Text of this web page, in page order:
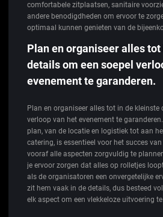
comfortabele zitplaatsen, sanitaire
andere benodigdheden om ervoor te
optimaal kunnen genieten van de
Plan en organiseer alles
details om een soepel
evenement te garanderen.
Plan en organiseer alles tot in de kleinste
verloop van het evenement te
plan, van de locatie en logistiek tot aan
catering, is essentieel voor het succes
vooraf alle aspecten zorgvuldig te
je ervoor zorgen dat alles op rolletjes
als de organisatoren een onvergetelijke
zit hem vaak in de details, dus besteed
elk aspect om een vlekkeloze uitvoering